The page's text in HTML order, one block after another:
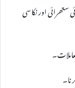
اور نکاسی